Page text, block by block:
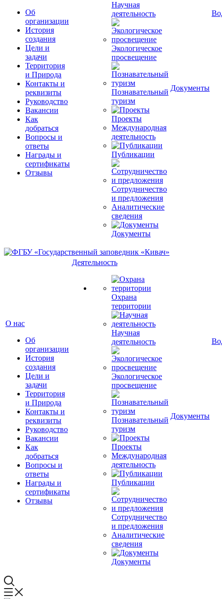
Об
организации
История
создания
Цели и
задачи
Территория
и Природа
Контакты и
реквизиты
Руководство
Вакансии
Как
добраться
Вопросы и
ответы
Награды и
сертификаты
Отзывы
Научная
деятельность
Экологическое
просвещение
Познавательный
туризм
Проекты
Международная
деятельность
Публикации
Сотрудничество
и предложения
Аналитические
сведения
Документы
Документы
О нас
Об
организации
История
создания
Цели и
задачи
Территория
и Природа
Контакты и
реквизиты
Руководство
Вакансии
Как
добраться
Вопросы и
ответы
Награды и
сертификаты
Отзывы
Деятельность
Охрана
территории
Научная
деятельность
Экологическое
просвещение
Познавательный
туризм
Проекты
Международная
деятельность
Публикации
Сотрудничество
и предложения
Аналитические
сведения
Документы
Документы